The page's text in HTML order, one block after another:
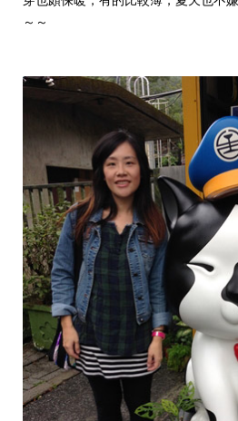
～～